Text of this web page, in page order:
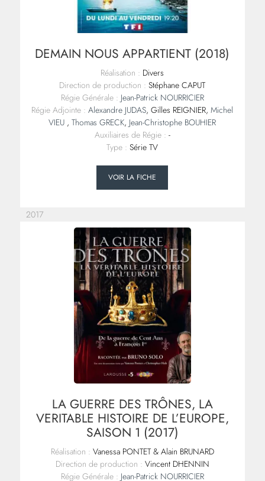
DEMAIN NOUS APPARTIENT (2018)
Réalisation : Divers
Direction de production : Stéphane CAPUT
Régie Générale : Jean-Patrick NOURRICIER
Régie Adjointe : Alexandre JUDAS, Gilles REIGNIER,Michel
VIEU ,Thomas GRECK, Jean-Christophe BOUHIER
Auxiliaires de Régie : -
Type : Série TV
VOIR LA FICHE
2017
LA GUERRE DES TRÔNES, LA
VERITABLE HISTOIRE DE L’EUROPE,
SAISON 1 (2017)
Réalisation : Vanessa PONTET & Alain BRUNARD
Direction de production : Vincent DHENNIN
Régie Générale : Jean-Patrick NOURRICIER